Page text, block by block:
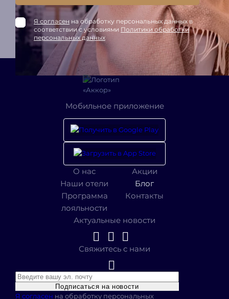
Я согласен на обработку персональных данных в
соответствии с условиями Политики обработки
персональных данных
Мобильное приложение
О нас
Наши отели
Программа
лояльности
Акции
Блог
Контакты
Актуальные новости
Свяжитесь с нами
Подписаться на новости
Я согласен на обработку персональных